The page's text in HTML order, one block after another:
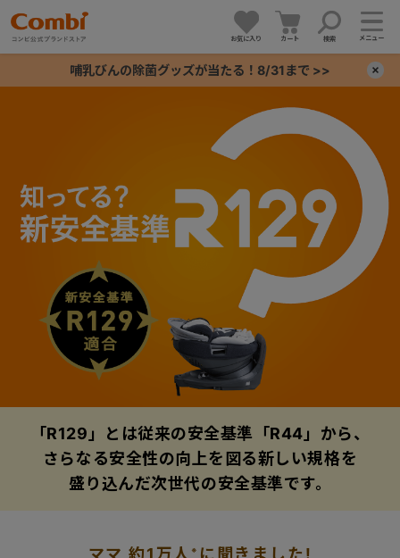
お気に入り カート 検索 メニュー
哺乳びんの除菌グッズが当たる！8/31まで >>
「R129」とは従来の安全基準「R44」から、
さらなる安全性の向上を図る新しい規格を
盛り込んだ次世代の安全基準です。
ママ 約1万人 ※ に聞きました!